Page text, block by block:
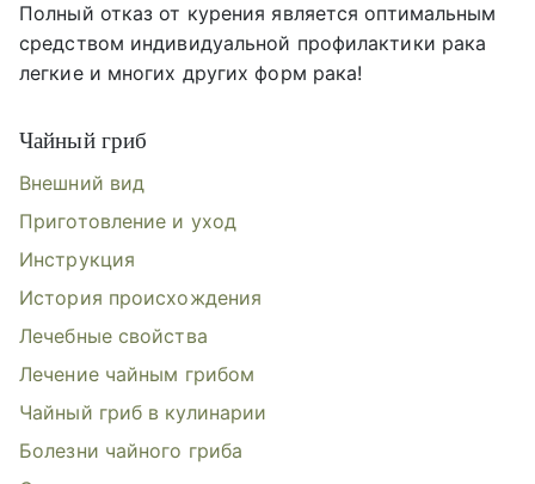
Полный отказ от курения является оптимальным
средством индивидуальной профилактики рака
легкие и многих других форм рака!
Чайный гриб
Внешний вид
Приготовление и уход
Инструкция
История происхождения
Лечебные свойства
Лечение чайным грибом
Чайный гриб в кулинарии
Болезни чайного гриба